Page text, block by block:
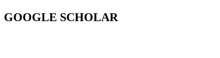
GOOGLE SCHOLAR